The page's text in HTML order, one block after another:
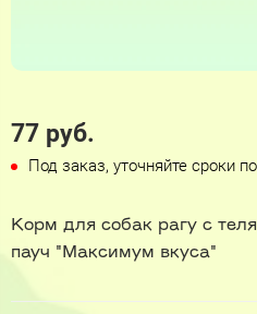
77 руб.
Под заказ, уточняйте сроки
Корм для собак рагу с
пауч "Максимум вкуса"